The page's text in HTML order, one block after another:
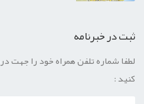
ثبت در خبرنامه
لطفا شماره تلفن همراه خود را جهت
کنید :